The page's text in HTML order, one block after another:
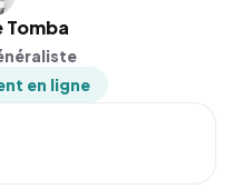
Tomba
en ligne